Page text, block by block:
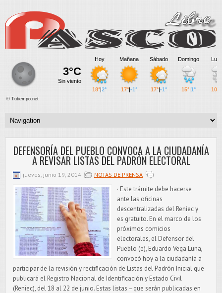
DEFENSORÍA DEL PUEBLO CONVOCA A LA CIUDADANÍA
A REVISAR LISTAS DEL PADRÓN ELECTORAL
jueves, junio 19, 2014 NOTAS DE PRENSA
· Este trámite debe hacerse
ante las oficinas
descentralizadas del Reniec y
es gratuito. En el marco de los
próximos comicios
electorales, el Defensor del
Pueblo (e), Eduardo Vega Luna,
convocó hoy a la ciudadanía a
participar de la revisión y rectificación de Listas del Padrón Inicial que
publicará el Registro Nacional de Identificación y Estado Civil
(Reniec), del 18 al 22 de junio. Estas listas –que serán publicadas en